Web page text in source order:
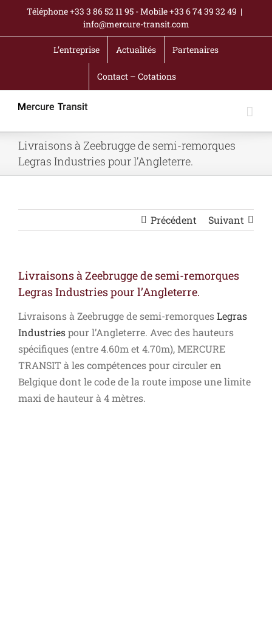
Passer
contenu
Téléphone +33 3 86 52 11 95 - Mobile +33 6 74 39 32 49 |
info@mercure-transit.com
L’entreprise Actualités Partenaires
Contact – Cotations
Livraisons à Zeebrugge de semi-remorques
Legras Industries pour l’Angleterre.
Précédent Suivant
Livraisons à Zeebrugge de semi-remorques
Legras Industries pour l’Angleterre.
Livraisons à Zeebrugge de semi-remorquesLegras
Industriespour l’Angleterre. Avec des hauteurs
spécifiques (entre 4.60m et 4.70m), MERCURE
TRANSIT à les compétences pour circuler en
Belgique dont le code de la route impose une limite
maxi de hauteur à 4 mètres.